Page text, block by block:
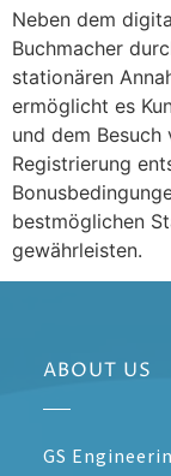
Neben dem
Buchmacher
stationären
ermöglicht es
und dem
Registrierung
bestmöglichen
gewährleisten.
ABOUT US
GS